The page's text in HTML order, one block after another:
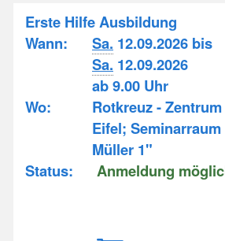
Erste Hilfe Ausbildung
Wann:
Sa. 12.09.2026 bis
Sa. 12.09.2026
ab 9.00 Uhr
Wo:
Rotkreuz -
Eifel;
Müller 1"
Status:
Anmeldung